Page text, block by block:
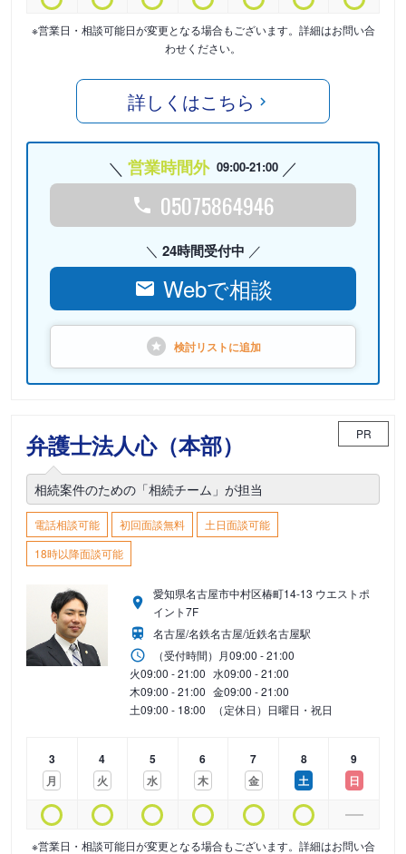
※営業日・相談可能日が変更となる場合もございます。詳細はお問い合
わせください。
詳しくはこちら
営業時間外 09:00-21:00
05075864946
24時間受付中
Webで相談
検討リストに追加
弁護士法人心（本部） PR
相続案件のための「相続チーム」が担当
電話相談可能 初回面談無料
土日面談可能
18時以降面談可能
愛知県名古屋市中村区椿町14-13 ウエストポ
イント7F
名古屋/名鉄名古屋/近鉄名古屋駅
（受付時間） 月09:00 - 21:00
火09:00 - 21:00 水09:00 - 21:00
木09:00 - 21:00 金09:00 - 21:00
土09:00 - 18:00 （定休日）日曜日・祝日
3
月
4
火
5
水
6
木
7
金
8
土
9
日
※営業日・相談可能日が変更となる場合もございます。詳細はお問い合